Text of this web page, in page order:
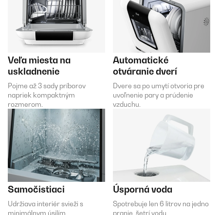
Veľa miesta na
uskladnenie
Pojme až 3 sady príborov
napriek kompaktným
rozmerom.
Automatické
otváranie dverí
Dvere sa po umytí otvoria pre
uvoľnenie pary a prúdenie
vzduchu.
Samočistiaci
Udržiava interiér svieži s
minimálnym úsilím.
Úsporná voda
Spotrebuje len 6 litrov na jedno
pranie, šetrí vodu.